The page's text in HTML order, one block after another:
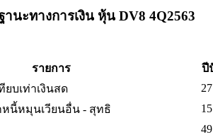
นะทางการเงิน หุ้น DV8 4Q2563
รายการ
ปี
ยบเท่าเงินสด
นี้หมุนเวียนอื่น - สุทธิ